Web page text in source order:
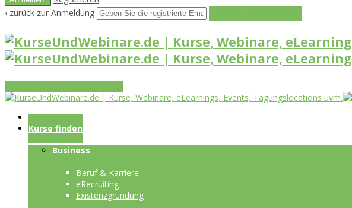
‹ zurück zur Anmeldung
Startseite
Kurse finden
Business
Beruf & Karriere
eRecruiting
Existenzgründung